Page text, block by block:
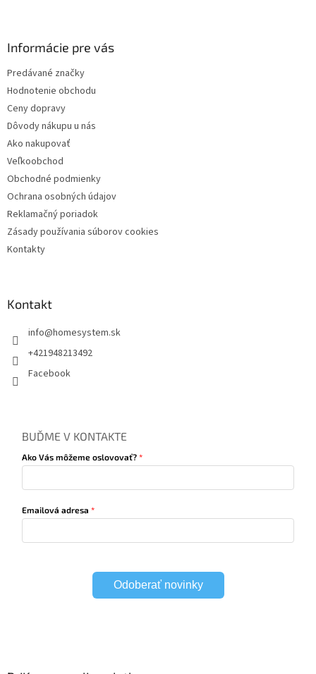
Informácie pre vás
Predávané značky
Hodnotenie obchodu
Ceny dopravy
Dôvody nákupu u nás
Ako nakupovať
Veľkoobchod
Obchodné podmienky
Ochrana osobných údajov
Reklamačný poriadok
Zásady používania súborov cookies
Kontakty
Kontakt
info@homesystem.sk
+421948213492
Facebook
BUĎME V KONTAKTE
Ako Vás môžeme oslovovať?
Emailová adresa
Odoberať novinky